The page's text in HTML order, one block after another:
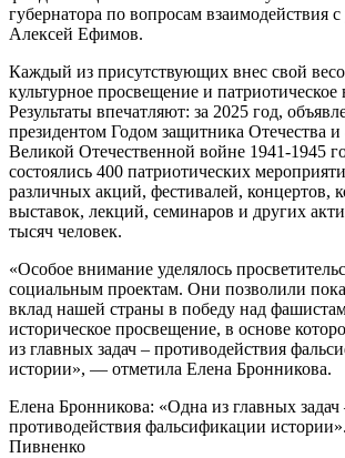
губернатора по вопросам взаимодействия
Алексей Ефимов.
Каждый из присутствующих внес свой
культурное просвещение и патриотическое
Результаты впечатляют: за 2025 год,
президентом Годом защитника Отечества
Великой Отечественной войне 1941-1945
состоялись 400 патриотических
различных акций, фестивалей, концертов,
выставок, лекций, семинаров и других
тысяч человек.
«Особое внимание уделялось
социальным проектам. Они позволили
вклад нашей страны в победу над
историческое просвещение, в основе
из главных задач – противодействия
истории», — отметила Елена Бронникова.
Елена Бронникова: «Одна из главных задач
противодействия фальсификации
Пивненко